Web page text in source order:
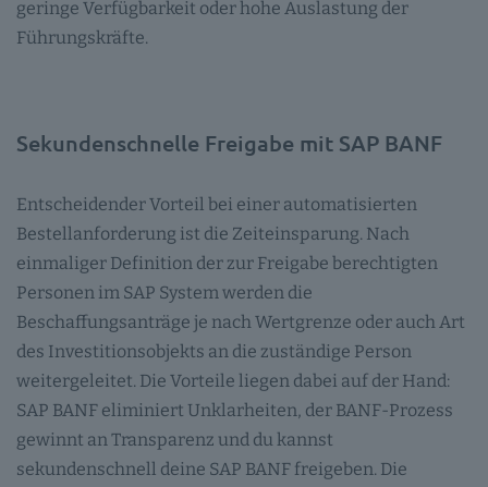
geringe Verfügbarkeit oder hohe Auslastung der
Führungskräfte.
Sekundenschnelle Freigabe mit SAP BANF
Entscheidender Vorteil bei einer automatisierten
Bestellanforderung ist die Zeiteinsparung. Nach
einmaliger Definition der zur Freigabe berechtigten
Personen im SAP System werden die
Beschaffungsanträge je nach Wertgrenze oder auch Art
des Investitionsobjekts an die zuständige Person
weitergeleitet. Die Vorteile liegen dabei auf der Hand:
SAP BANF eliminiert Unklarheiten, der BANF-Prozess
gewinnt an Transparenz und du kannst
sekundenschnell deine SAP BANF freigeben. Die